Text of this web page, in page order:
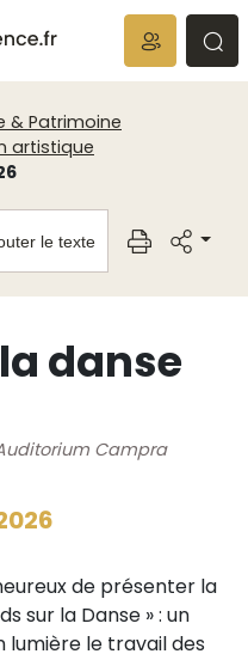
& Patrimoine
artistique
le texte
danse
Campra
de présenter la
sur la Danse » : un
lumière le travail des